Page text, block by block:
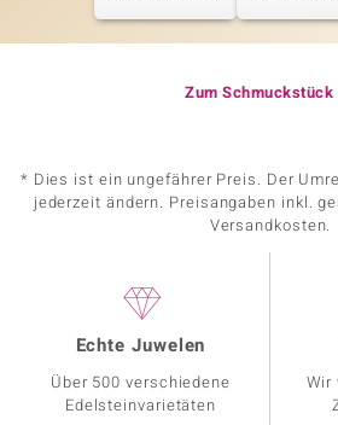
Zum Schmuckstück
* Dies ist ein ungefährer Preis. Der
jederzeit ändern. Preisangaben inkl.
Versandkosten.
Echte Juwelen
Über 500 verschiedene
Edelsteinvarietäten
Wir